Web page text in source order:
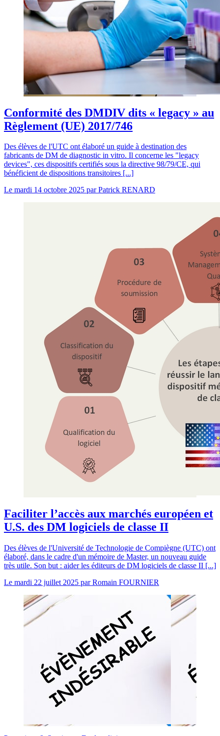
Conformité des DMDIV dits « legacy » au
Règlement (UE) 2017/746
Des élèves de l'UTC ont élaboré un guide à destination des
fabricants de DM de diagnostic in vitro. Il concerne les "legacy
devices", ces dispositifs certifiés sous la directive 98/79/CE, qui
bénéficient de dispositions transitoires [...]
Le mardi 14 octobre 2025 parPatrick RENARD
Faciliter l’accès aux marchés européen et
U.S. des DM logiciels de classe II
Des élèves de l'Université de Technologie de Compiègne (UTC) ont
élaboré, dans le cadre d'un mémoire de Master, un nouveau guide
très utile. Son but : aider les éditeurs de DM logiciels de classe II [...]
Le mardi 22 juillet 2025 parRomain FOURNIER